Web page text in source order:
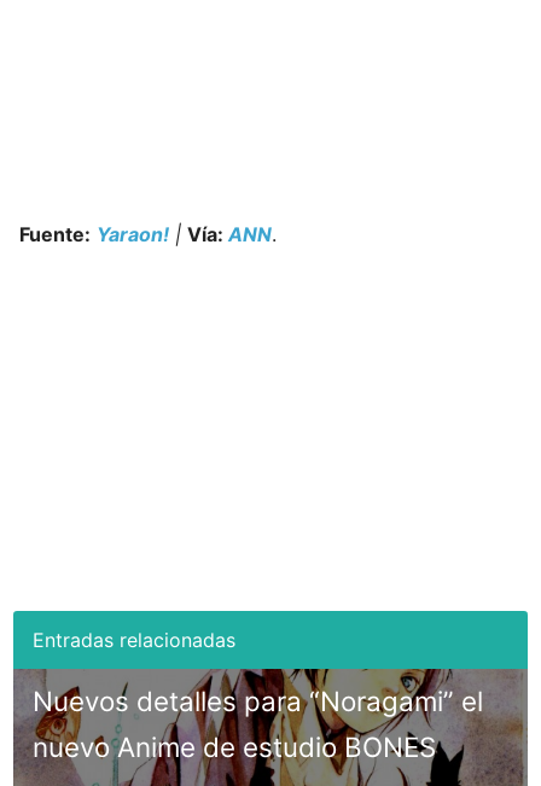
Fuente: Yaraon! | Vía: ANN.
Nuevos detalles para “Noragami” el
nuevo Anime de estudio BONES